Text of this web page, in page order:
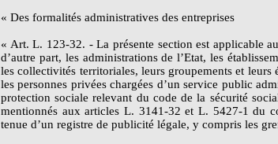
« Des formalités administratives des entreprises
« Art. L. 123-32. - La présente section est applicable
d’autre part, les administrations de l’Etat, les
les collectivités territoriales, leurs groupements et leurs
les personnes privées chargées d’un service public
protection sociale relevant du code de la sécurité
mentionnés aux articles L. 3141-32 et L. 5427-1 du
tenue d’un registre de publicité légale, y compris les